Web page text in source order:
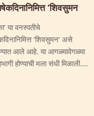
‘शिवसुमन
या वनस्पतीचे
‘शिवसुमन’ असे
आले आहे. या आगळ्यावेगळ्या
होण्याची मला संधी मिळाली.